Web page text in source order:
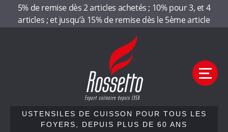
5% de remise dès 2 articles achetés ; 10% pour 3, et 4
articles ; et jusqu’à 15% de remise dès le 5ème article
Aller
à
la
navigation
Aller
au
contenu
o
s
s
USTENSILES DE CUISSON POUR TOUS LES
FOYERS, DEPUIS PLUS DE 60 ANS
M
u
Panneau de gestion des cookies